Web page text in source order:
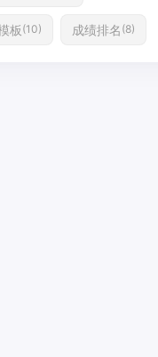
板 (10) 成绩排名 (8)